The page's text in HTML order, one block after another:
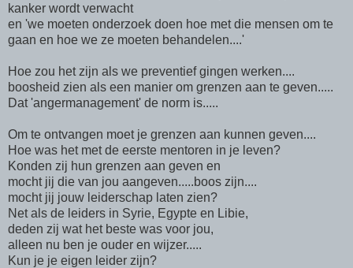
kanker wordt verwacht
en 'we moeten onderzoek doen hoe met die mensen om te
gaan en hoe we ze moeten behandelen....'
Hoe zou het zijn als we preventief gingen werken....
boosheid zien als een manier om grenzen aan te geven.....
Dat 'angermanagement' de norm is.....
Om te ontvangen moet je grenzen aan kunnen geven....
Hoe was het met de eerste mentoren in je leven?
Konden zij hun grenzen aan geven en
mocht jij die van jou aangeven.....boos zijn....
mocht jij jouw leiderschap laten zien?
Net als de leiders in Syrie, Egypte en Libie,
deden zij wat het beste was voor jou,
alleen nu ben je ouder en wijzer.....
Kun je je eigen leider zijn?